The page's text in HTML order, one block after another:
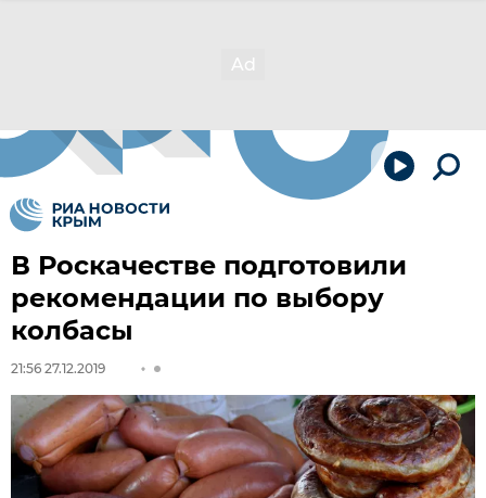
В Роскачестве подготовили
рекомендации по выбору
колбасы
21:56 27.12.2019